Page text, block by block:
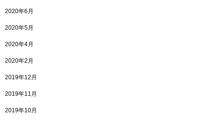
2020年6月
2020年5月
2020年4月
2020年2月
2019年12月
2019年11月
2019年10月